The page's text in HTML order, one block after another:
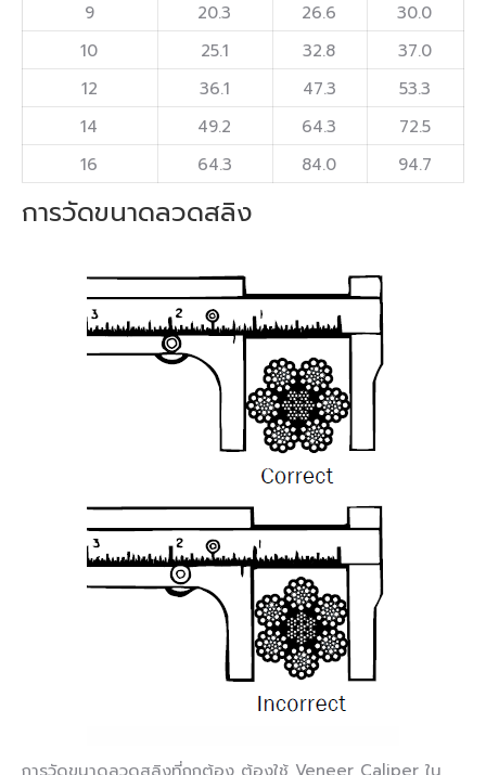
9
20.3 26.6
30.0
10
25.1 32.8
37.0
12
36.1 47.3
53.3
14
49.2 64.3
72.5
16
64.3 84.0 94.7
การวัดขนาดลวดสลิง